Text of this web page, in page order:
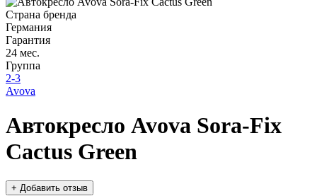
Страна бренда
Германия
Гарантия
24 мес.
Группа
2-3
Avova
Автокресло Avova Sora-Fix
Cactus Green
+ Добавить отзыв